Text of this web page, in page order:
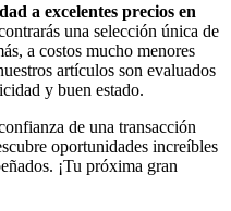
a excelentes precios en
una selección única de
a costos mucho menores
artículos son evaluados
y buen estado.
de una transacción
oportunidades increíbles
¡Tu próxima gran